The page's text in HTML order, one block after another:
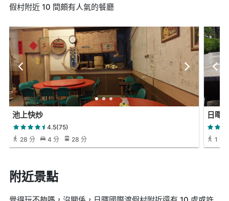
假村附近 10 間頗有人氣的餐廳
池上快炒
4.5(75)
28 分
4 分 28 分
日暉
1 分
附近景點